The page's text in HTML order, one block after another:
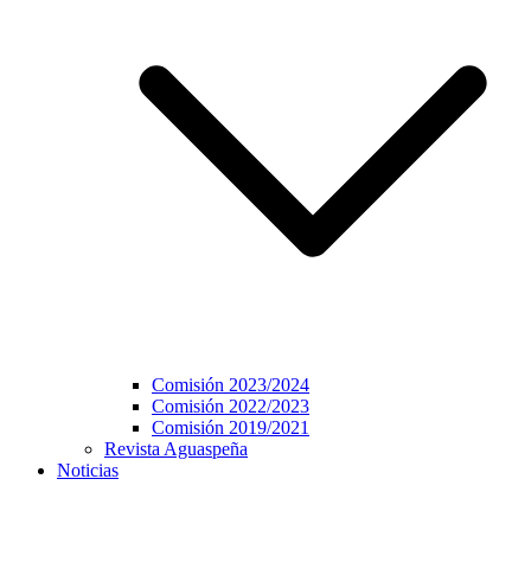
Comisión 2023/2024
Comisión 2022/2023
Comisión 2019/2021
Revista Aguaspeña
Noticias